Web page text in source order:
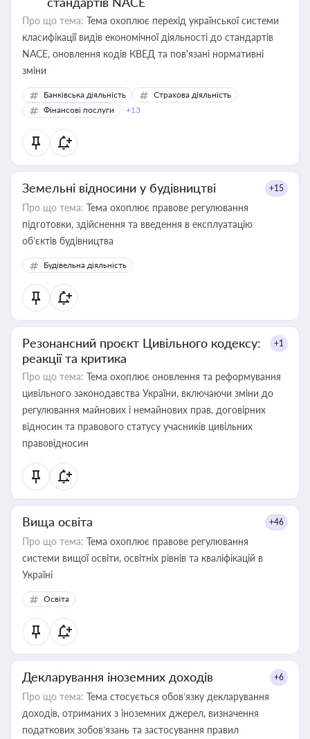
Про що тема: Тема охоплює перехід української системи
класифікації видів економічної діяльності до стандартів
NACE, оновлення кодів КВЕД та пов'язані нормативні
зміни
Банківська діяльність
Страхова діяльність
Фінансові послуги
+13
Земельні відносини у будівництві +15
Про що тема: Тема охоплює правове регулювання
підготовки, здійснення та введення в експлуатацію
об’єктів будівництва
Будівельна діяльність
Резонансний проєкт Цивільного кодексу:
реакції та критика
+1
Про що тема: Тема охоплює оновлення та реформування
цивільного законодавства України, включаючи зміни до
регулювання майнових і немайнових прав, договірних
відносин та правового статусу учасників цивільних
правовідносин
Вища освіта +46
Про що тема: Тема охоплює правове регулювання
системи вищої освіти, освітніх рівнів та кваліфікацій в
Україні
Освіта
Декларування іноземних доходів +6
Про що тема: Тема стосується обов’язку декларування
доходів, отриманих з іноземних джерел, визначення
податкових зобов’язань та застосування правил